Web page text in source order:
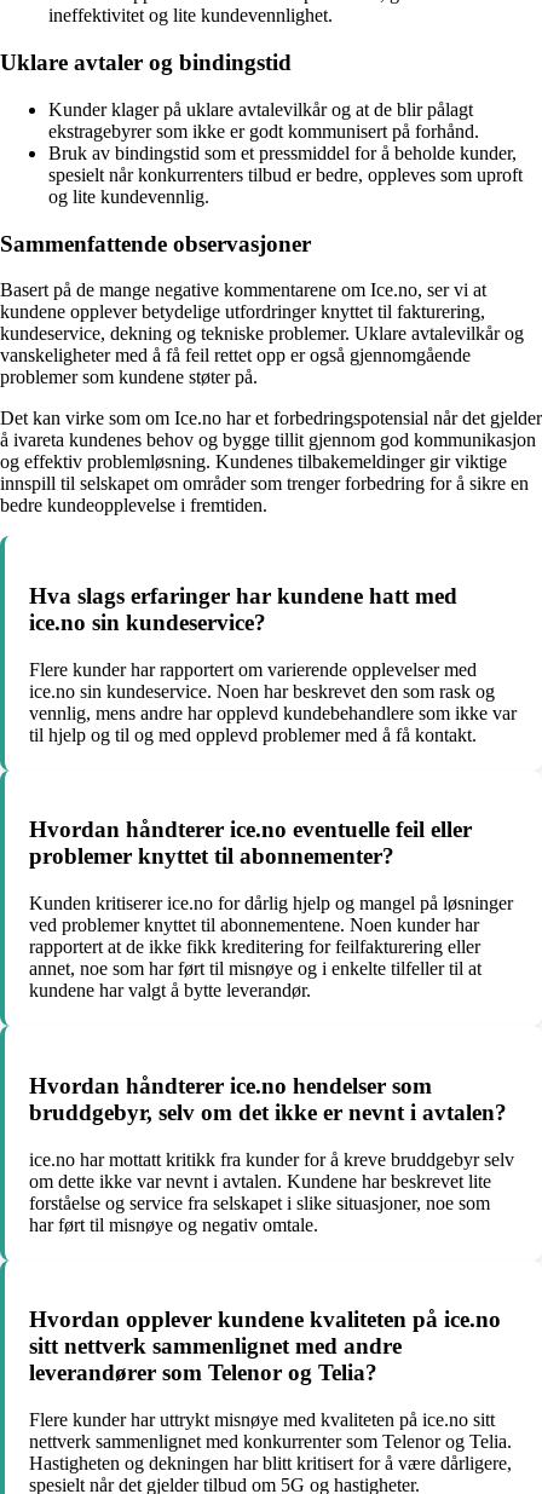
ineffektivitet og lite kundevennlighet.
Uklare avtaler og bindingstid
Kunder klager på uklare avtalevilkår og at de blir pålagt
ekstragebyrer som ikke er godt kommunisert på forhånd.
Bruk av bindingstid som et pressmiddel for å beholde kunder,
spesielt når konkurrenters tilbud er bedre, oppleves som uproft
og lite kundevennlig.
Sammenfattende observasjoner
Basert på de mange negative kommentarene om Ice.no, ser vi at
kundene opplever betydelige utfordringer knyttet til fakturering,
kundeservice, dekning og tekniske problemer. Uklare avtalevilkår og
vanskeligheter med å få feil rettet opp er også gjennomgående
problemer som kundene støter på.
Det kan virke som om Ice.no har et forbedringspotensial når det gjelder
å ivareta kundenes behov og bygge tillit gjennom god kommunikasjon
og effektiv problemløsning. Kundenes tilbakemeldinger gir viktige
innspill til selskapet om områder som trenger forbedring for å sikre en
bedre kundeopplevelse i fremtiden.
Hva slags erfaringer har kundene hatt med
ice.no sin kundeservice?
Flere kunder har rapportert om varierende opplevelser med
ice.no sin kundeservice. Noen har beskrevet den som rask og
vennlig, mens andre har opplevd kundebehandlere som ikke var
til hjelp og til og med opplevd problemer med å få kontakt.
Hvordan håndterer ice.no eventuelle feil eller
problemer knyttet til abonnementer?
Kunden kritiserer ice.no for dårlig hjelp og mangel på løsninger
ved problemer knyttet til abonnementene. Noen kunder har
rapportert at de ikke fikk kreditering for feilfakturering eller
annet, noe som har ført til misnøye og i enkelte tilfeller til at
kundene har valgt å bytte leverandør.
Hvordan håndterer ice.no hendelser som
bruddgebyr, selv om det ikke er nevnt i avtalen?
ice.no har mottatt kritikk fra kunder for å kreve bruddgebyr selv
om dette ikke var nevnt i avtalen. Kundene har beskrevet lite
forståelse og service fra selskapet i slike situasjoner, noe som
har ført til misnøye og negativ omtale.
Hvordan opplever kundene kvaliteten på ice.no
sitt nettverk sammenlignet med andre
leverandører som Telenor og Telia?
Flere kunder har uttrykt misnøye med kvaliteten på ice.no sitt
nettverk sammenlignet med konkurrenter som Telenor og Telia.
Hastigheten og dekningen har blitt kritisert for å være dårligere,
spesielt når det gjelder tilbud om 5G og hastigheter.